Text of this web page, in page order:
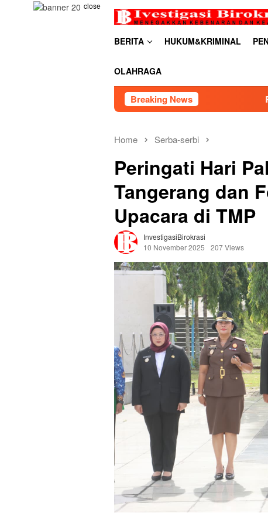
close
BERITA HUKUM&KRIMINAL
OLAHRAGA
Breaking NewsRDP PSU Embung
Home Serba-serbi
Peringati Hari
Tangerang dan
Upacara di TMP
InvestigasiBirokrasi
10 November 2025
207 Views